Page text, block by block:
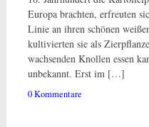
Europa brachten, erfreuten
Linie an ihren schönen
kultivierten sie als
wachsenden Knollen essen
unbekannt. Erst im […]
0 Kommentare